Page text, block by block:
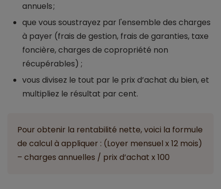
annuels ;
que vous soustrayez par l'ensemble des charges
à payer (frais de gestion, frais de garanties, taxe
foncière, charges de copropriété non
récupérables) ;
vous divisez le tout par le prix d’achat du bien, et
multipliez le résultat par cent.
Pour obtenir la rentabilité nette, voici la formule
de calcul à appliquer : (Loyer mensuel x 12 mois)
– charges annuelles / prix d’achat x 100